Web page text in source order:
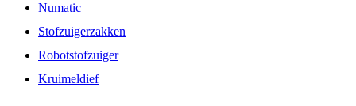
Numatic
Stofzuigerzakken
Robotstofzuiger
Kruimeldief